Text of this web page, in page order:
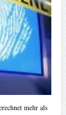
mehr als
Hierfür soll